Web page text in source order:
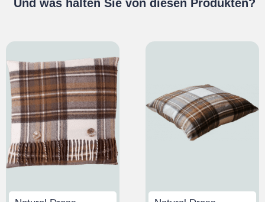
Und was halten Sie von diesen Produkten?